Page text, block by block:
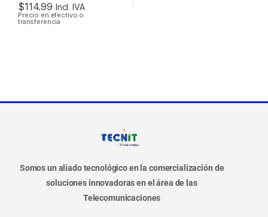
$114.99 Incl. IVA
Precio en efectivo o
transferencia
Somos un aliado tecnológico en la comercialización de
soluciones innovadoras en el área de las
Telecomunicaciones